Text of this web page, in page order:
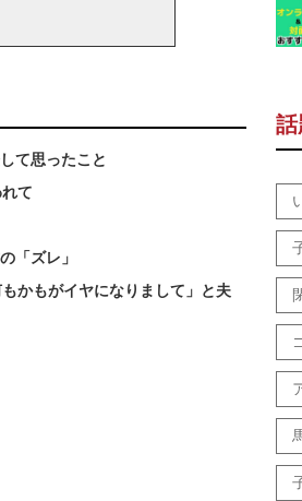
て思ったこと
て
「ズレ」
かもがイヤになりまして」と夫
話